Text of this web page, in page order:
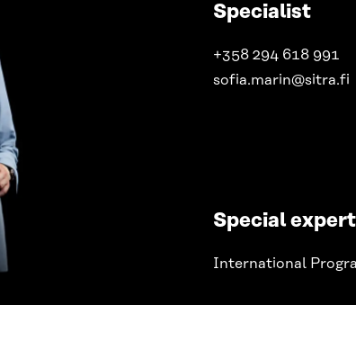
Specialist
+358 294 618 991
sofia.marin@sitra.fi
Special
International